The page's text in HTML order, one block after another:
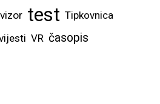
test Tipkovnica
VR časopis